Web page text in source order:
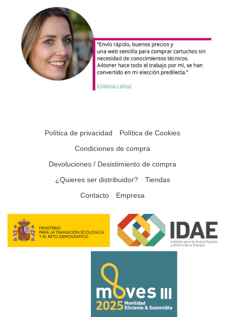
Política de privacidad
Política de Cookies
Condiciones de compra
Devoluciones / Desistimiento de compra
¿Quieres ser distribuidor?
Tiendas
Contacto
Empresa